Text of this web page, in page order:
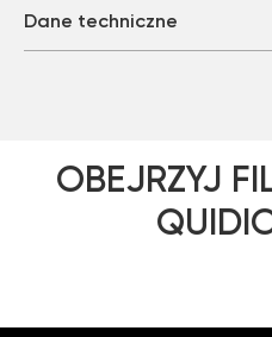
Dane techniczne
OBEJRZYJ